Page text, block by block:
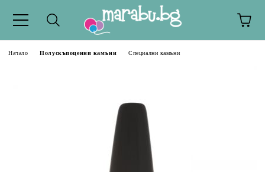
Начало Полускъпоценни камъни Специални камъни